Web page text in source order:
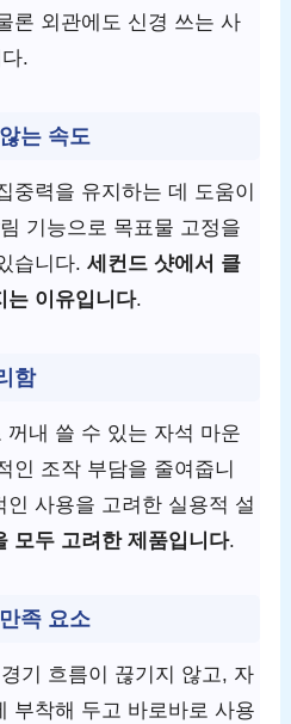
론 외관에도 신경 쓰는 사
.
는 속도
중력을 유지하는 데 도움이
기능으로 목표물 고정을
습니다.세컨드 샷에서 클
는 이유입니다.
함
내 쓸 수 있는 자석 마운
인 조작 부담을 줄여줍니
사용을 고려한 실용적 설
모두 고려한 제품입니다.
족 요소
기 흐름이 끊기지 않고, 자
부착해 두고 바로바로 사용